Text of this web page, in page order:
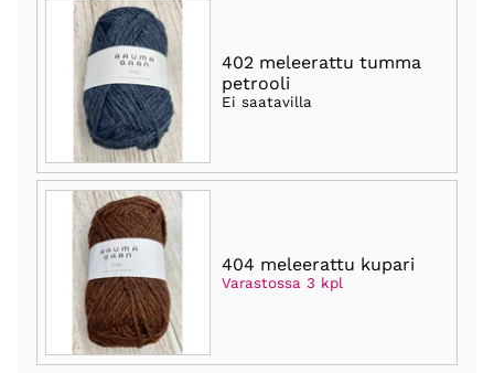
402 meleerattu tumma
petrooli
Ei saatavilla
404 meleerattu kupari
Varastossa 3 kpl